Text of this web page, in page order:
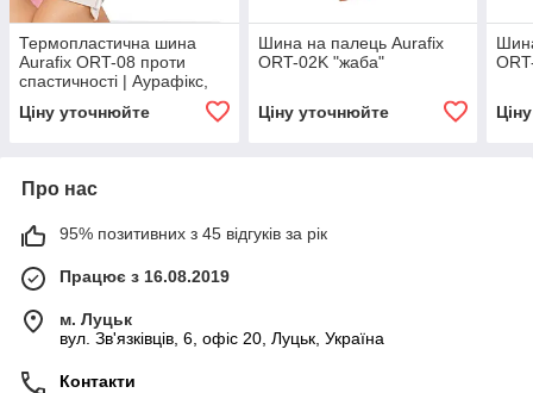
Термопластична шина
Aurafix ORT-08 проти
спастичності | Аурафікс,
Ціну уточнюйте
Шина на палець Aurafix
ORT-02K "жаба"
Ціну уточнюйте
Про нас
95% позитивних з 45 відгуків за рік
Працює з 16.08.2019
м. Луцьк
вул. Зв'язківців, 6, офіс 20, Луцьк, Україна
Контакти